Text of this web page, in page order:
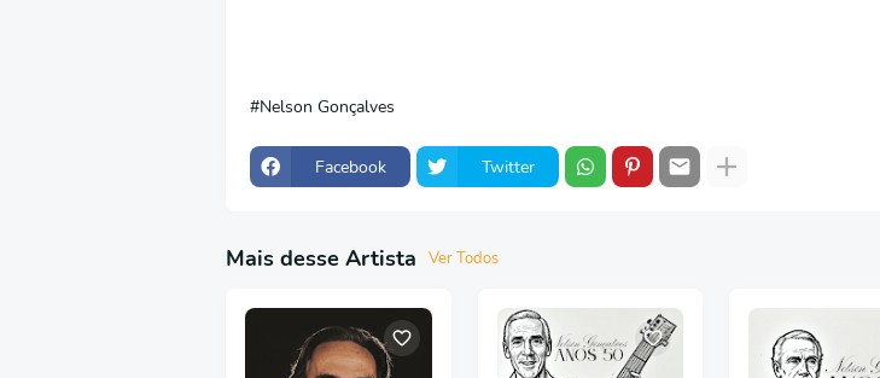
Nelson Gonçalves
Facebook Twitter
Mais desse Artista Ver Todos